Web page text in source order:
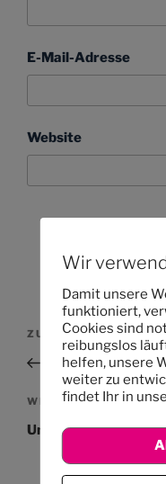
E-Mail-Adresse
Website
Vorheriger
Beitrag
ZURÜCK
Der Lauftreff
Nächster
Beitrag
WEITER
Unser Mittagessen:
Wir
Damit unsere
funktioniert,
Cookies sind
reibungslos
helfen, unsere
weiter zu
findet Ihr in